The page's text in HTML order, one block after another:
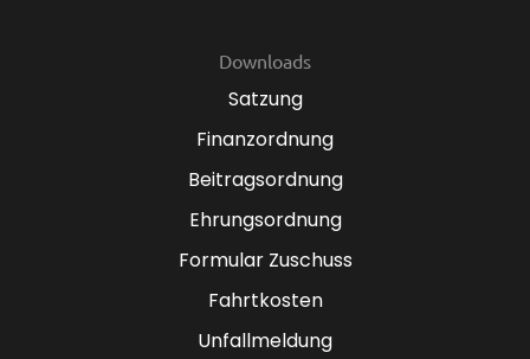
Downloads
Satzung
Finanzordnung
Beitragsordnung
Ehrungsordnung
Formular Zuschuss
Fahrtkosten
Unfallmeldung